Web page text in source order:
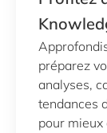
préparez
analyses,
tendances
pour